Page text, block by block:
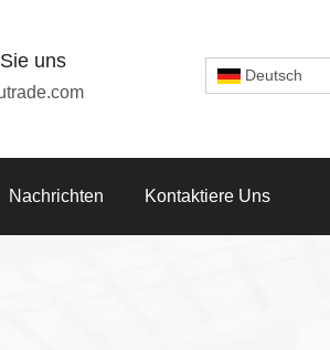
uns
Deutsch
Nachrichten Kontaktiere Uns